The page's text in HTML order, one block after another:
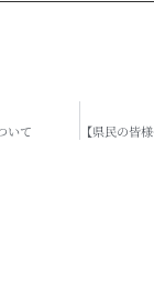
いて 【県民の皆